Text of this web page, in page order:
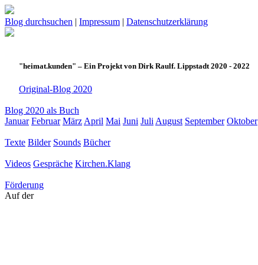
Blog durchsuchen | Impressum | Datenschutzerklärung
"heimat.kunden" – Ein Projekt von Dirk Raulf. Lippstadt 2020 - 2022
Original-Blog 2020
Blog 2020 als Buch
Januar Februar März April Mai Juni Juli August September Oktober
Texte Bilder Sounds Bücher
Videos Gespräche Kirchen.Klang
Förderung
Auf der